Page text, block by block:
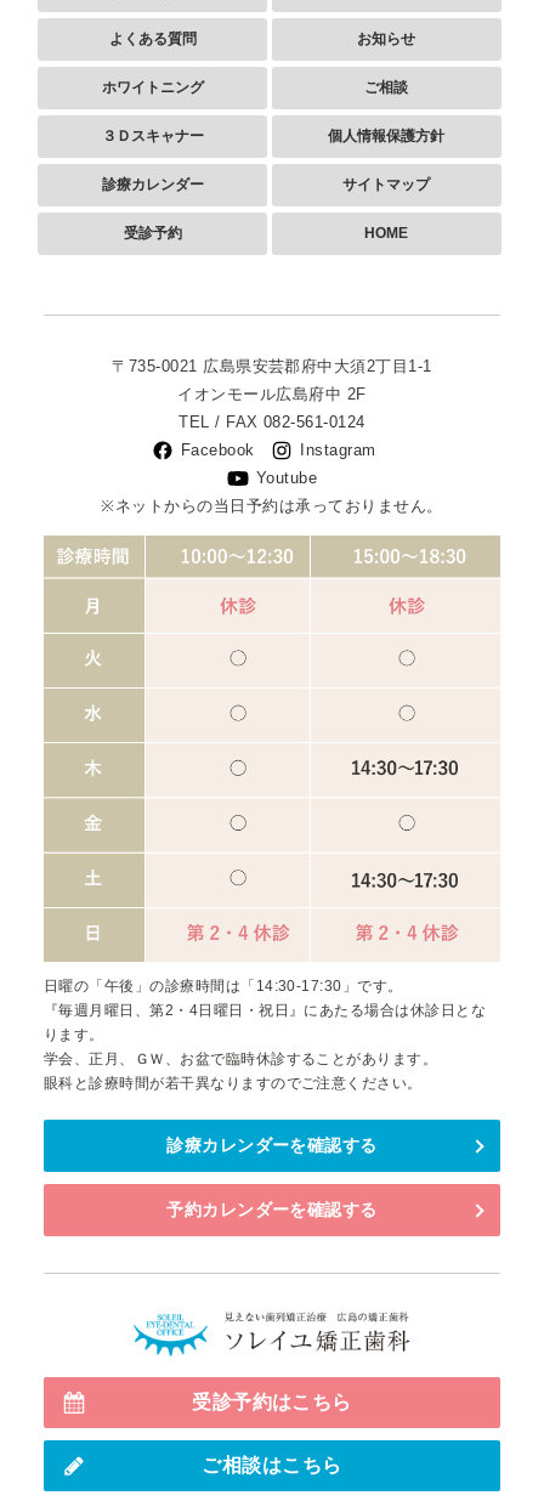
よくある質問
ホワイトニング
３Ｄスキャナー
診療カレンダー
受診予約
お知らせ
ご相談
個人情報保護方針
サイトマップ
HOME
〒735-0021 広島県安芸郡府中大須2丁目1-1
イオンモール広島府中 2F
TEL / FAX082-561-0124
Facebook
Instagram
Youtube
※ネットからの当日予約は承っておりません。
日曜の「午後」の診療時間は「14:30-17:30」です。
『毎週月曜日、第2・4日曜日・祝日』にあたる場合は休診日とな
ります。
学会、正月、ＧＷ、お盆で臨時休診することがあります。
眼科と診療時間が若干異なりますのでご注意ください。
診療カレンダーを確認する
予約カレンダーを確認する
受診予約はこちら
ご相談はこちら